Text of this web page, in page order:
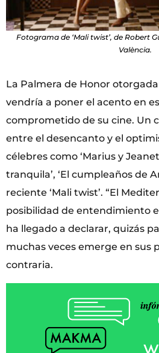
Fotograma de ‘Mali twist’, de Robert
València.
La Palmera de Honor
vendría a poner el acento en
comprometido de su cine. Un
entre el desencanto y el
célebres como ‘Marius y
tranquila’, ‘El cumpleaños de
reciente ‘Mali twist’. “El
posibilidad de entendimiento
ha llegado a declarar, quizás
muchas veces emerge en sus
contraria.